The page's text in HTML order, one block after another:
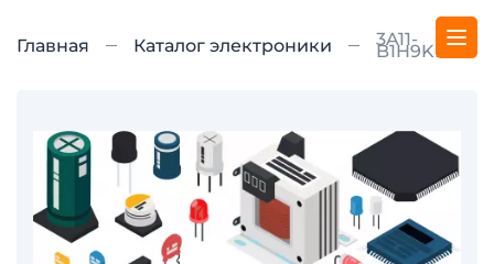
Главная Каталог электроники 3A11-
B1H9KE2